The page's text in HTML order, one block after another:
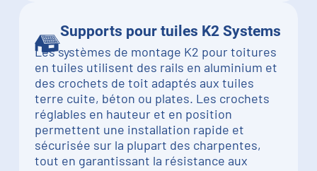
Supports pour tuiles K2 Systems
Les systèmes de montage K2 pour toitures
en tuiles utilisent des rails en aluminium et
des crochets de toit adaptés aux tuiles
terre cuite, béton ou plates. Les crochets
réglables en hauteur et en position
permettent une installation rapide et
sécurisée sur la plupart des charpentes,
tout en garantissant la résistance aux